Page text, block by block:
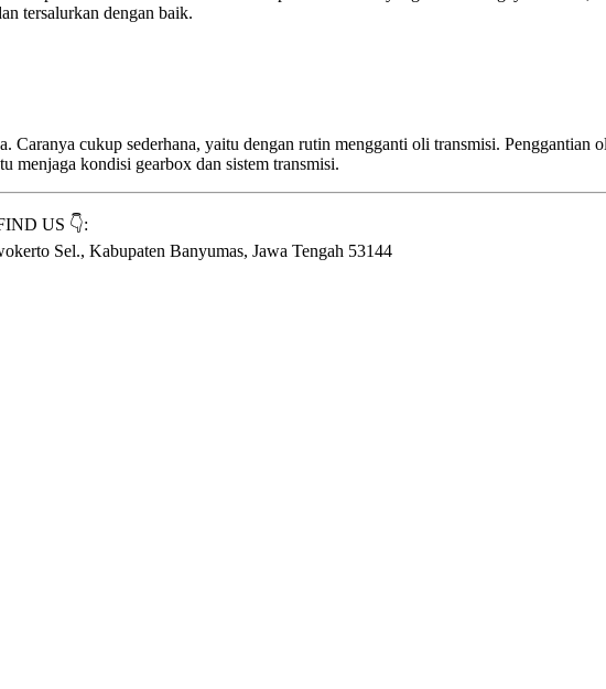
tersalurkan dengan baik.
Caranya cukup sederhana, yaitu dengan rutin mengganti oli transmisi. Penggantian
menjaga kondisi gearbox dan sistem transmisi.
US 👇:
Sel., Kabupaten Banyumas, Jawa Tengah 53144